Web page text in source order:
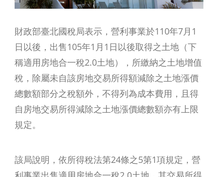
財政部臺北國稅局表示，營利事業於110年7月1
日以後，出售105年1月1日以後取得之土地（下
稱適用房地合一稅2.0土地），所繳納之土地增值
稅，除屬未自該房地交易所得額減除之土地漲價
總數額部分之稅額外，不得列為成本費用，且得
自房地交易所得減除之土地漲價總數額亦有上限
規定。
該局說明，依所得稅法第24條之5第1項規定，營